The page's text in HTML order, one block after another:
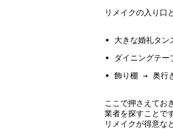
リメイクの入り口
大きな婚礼タ
ダイニングテ
飾り棚 → 奥行
ここで押さえてお
業者を探すことです
リメイクが得意な